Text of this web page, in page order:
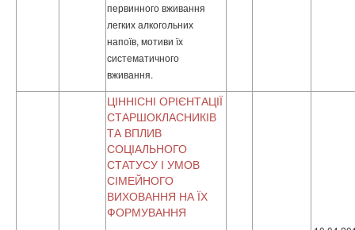
первинного вживання
легких алкогольних
напоїв, мотиви їх
систематичного
вживання.
ЦІННІСНІ ОРІЄНТАЦІЇ
СТАРШОКЛАСНИКІВ
ТА ВПЛИВ
СОЦІАЛЬНОГО
СТАТУСУ І УМОВ
СІМЕЙНОГО
ВИХОВАННЯ НА ЇХ
ФОРМУВАННЯ